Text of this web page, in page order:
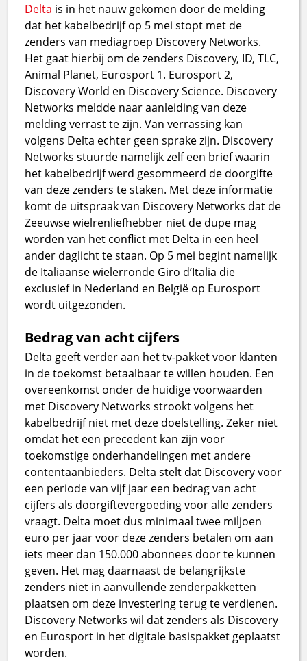
Delta is in het nauw gekomen door de melding
dat het kabelbedrijf op 5 mei stopt met de
zenders van mediagroep Discovery Networks.
Het gaat hierbij om de zenders Discovery, ID, TLC,
Animal Planet, Eurosport 1. Eurosport 2,
Discovery World en Discovery Science. Discovery
Networks meldde naar aanleiding van deze
melding verrast te zijn. Van verrassing kan
volgens Delta echter geen sprake zijn. Discovery
Networks stuurde namelijk zelf een brief waarin
het kabelbedrijf werd gesommeerd de doorgifte
van deze zenders te staken. Met deze informatie
komt de uitspraak van Discovery Networks dat de
Zeeuwse wielrenliefhebber niet de dupe mag
worden van het conflict met Delta in een heel
ander daglicht te staan. Op 5 mei begint namelijk
de Italiaanse wielerronde Giro d’Italia die
exclusief in Nederland en België op Eurosport
wordt uitgezonden.
Bedrag van acht cijfers
Delta geeft verder aan het tv-pakket voor klanten
in de toekomst betaalbaar te willen houden. Een
overeenkomst onder de huidige voorwaarden
met Discovery Networks strookt volgens het
kabelbedrijf niet met deze doelstelling. Zeker niet
omdat het een precedent kan zijn voor
toekomstige onderhandelingen met andere
contentaanbieders. Delta stelt dat Discovery voor
een periode van vijf jaar een bedrag van acht
cijfers als doorgiftevergoeding voor alle zenders
vraagt. Delta moet dus minimaal twee miljoen
euro per jaar voor deze zenders betalen om aan
iets meer dan 150.000 abonnees door te kunnen
geven. Het mag daarnaast de belangrijkste
zenders niet in aanvullende zenderpakketten
plaatsen om deze investering terug te verdienen.
Discovery Networks wil dat zenders als Discovery
en Eurosport in het digitale basispakket geplaatst
worden.